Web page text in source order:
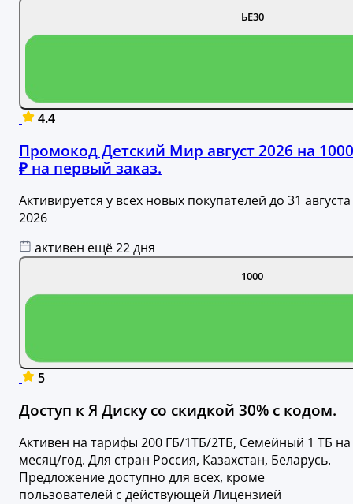
ЬЕ30
4.4
Промокод Детский Мир август 2026 на 1000
₽ на первый заказ.
Активируется у всех новых покупателей до 31 августа
2026
активен ещё 22 дня
1000
5
Доступ к Я Диску со скидкой 30% с кодом.
Активен на тарифы 200 ГБ/1ТБ/2ТБ, Семейный 1 ТБ на
месяц/год. Для стран Россия, Казахстан, Беларусь.
Предложение доступно для всех, кроме
пользователей с действующей Лицензией